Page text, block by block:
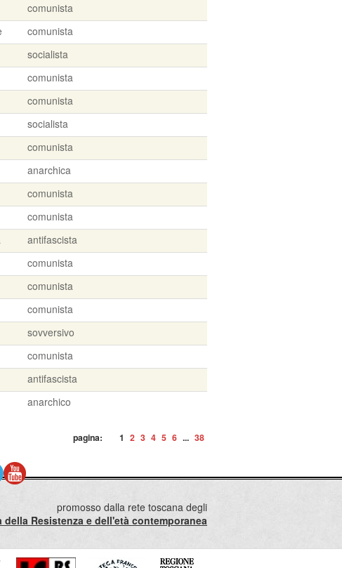
comunista
comunista
socialista
comunista
comunista
socialista
comunista
anarchica
comunista
comunista
antifascista
comunista
comunista
comunista
sovversivo
comunista
antifascista
anarchico
pagina: 1 2 3 4 5 6 ... 38
promosso dalla rete toscana degli
Resistenza e dell'età contemporanea